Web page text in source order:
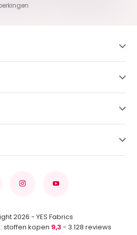
2026 - YES Fabrics
stoffen kopen 9,3 - 3.128 reviews